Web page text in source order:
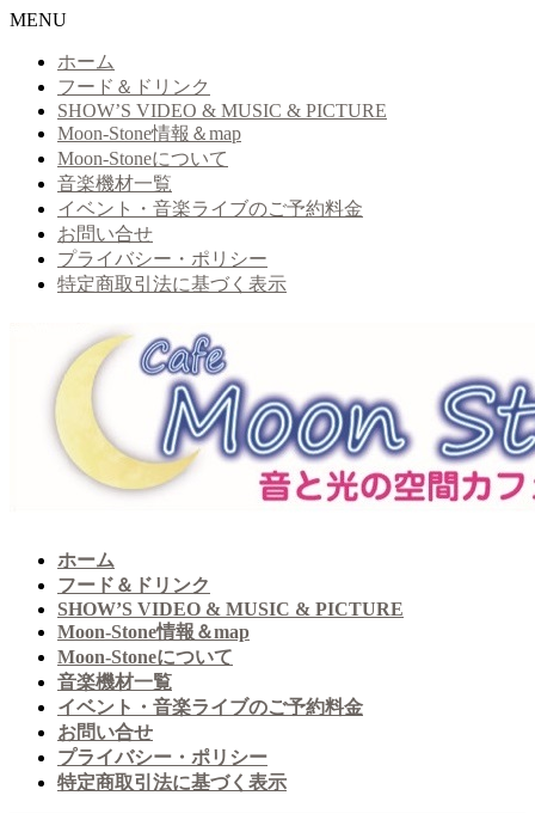
MENU
ホーム
フード＆ドリンク
SHOW’S VIDEO & MUSIC & PICTURE
Moon-Stone情報＆map
Moon-Stoneについて
音楽機材一覧
イベント・音楽ライブのご予約料金
お問い合せ
プライバシー・ポリシー
特定商取引法に基づく表示
ホーム
フード＆ドリンク
SHOW’S VIDEO & MUSIC & PICTURE
Moon-Stone情報＆map
Moon-Stoneについて
音楽機材一覧
イベント・音楽ライブのご予約料金
お問い合せ
プライバシー・ポリシー
特定商取引法に基づく表示